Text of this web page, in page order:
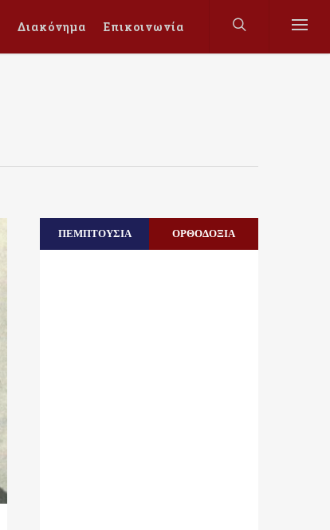
Διακόνημα Επικοινωνία
ΠΕΜΠΤΟΥΣΙΑ ΟΡΘΟΔΟΞΙΑ